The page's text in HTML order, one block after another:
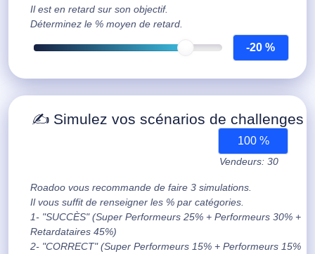
Il est en retard sur son objectif.
Déterminez le % moyen de retard.
✍️ Simulez vos scénarios de challenges
100 %
Vendeurs: 30
Roadoo vous recommande de faire 3 simulations.
Il vous suffit de renseigner les % par catégories.
1- "SUCCÈS" (Super Performeurs 25% + Performeurs 30% +
Retardataires 45%)
2- "CORRECT" (Super Performeurs 15% + Performeurs 15%